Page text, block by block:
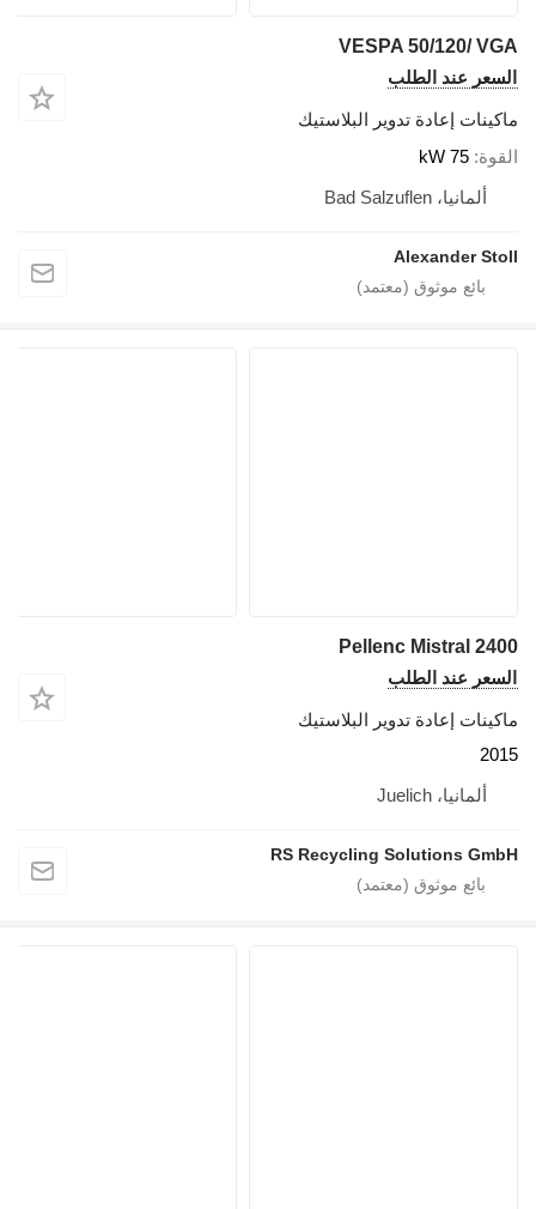
VESPA 50/120/ VGA
السعر عند الطلب
ماكينات إعادة تدوير البلاستيك
القوة 75 kW
ألمانيا، Bad Salzuflen
Alexander Stoll
Pellenc Mistral 2400
السعر عند الطلب
ماكينات إعادة تدوير البلاستيك
2015
ألمانيا، Juelich
RS Recycling Solutions GmbH